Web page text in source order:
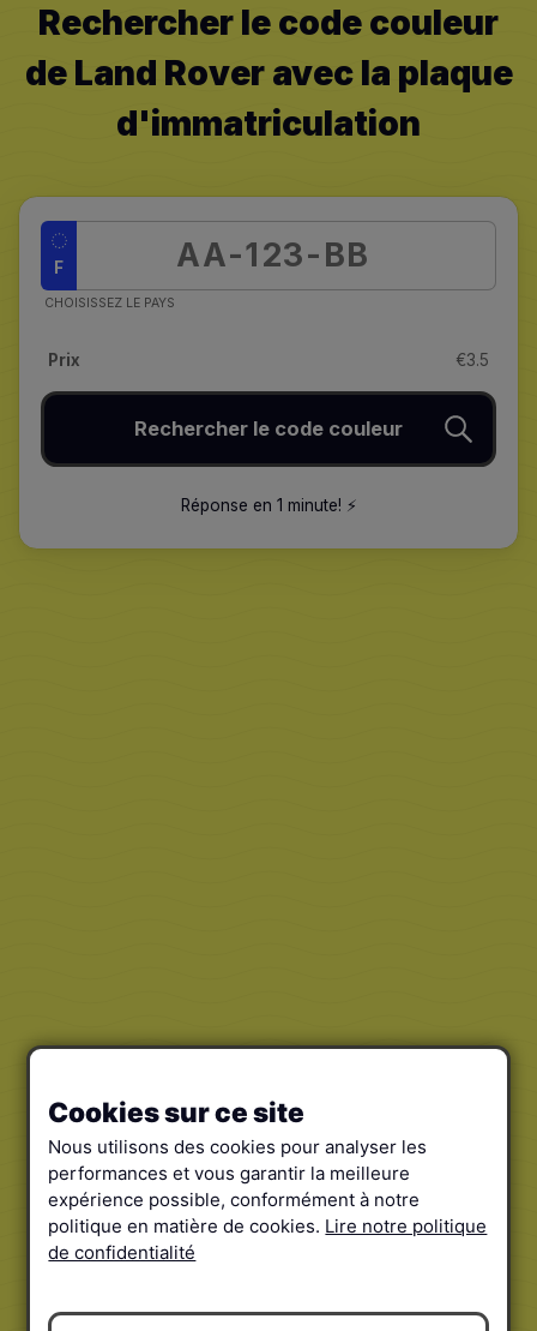
Rechercher le code couleur
de Land Rover avec la plaque
d'immatriculation
F
CHOISISSEZ LE PAYS
Prix €3.5
Rechercher le code couleur
Réponse en 1 minute! ⚡️
Cookies sur ce site
Nous utilisons des cookies pour analyser les
performances et vous garantir la meilleure
expérience possible, conformément à notre
politique en matière de cookies. Lire notre politique
de confidentialité